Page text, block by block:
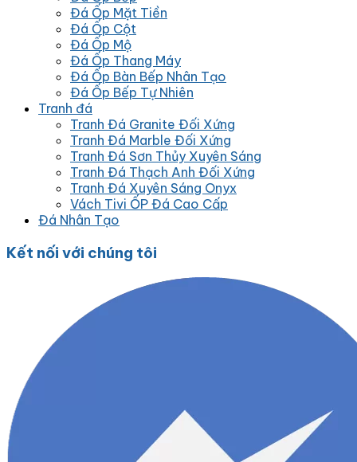
Đá Ốp Mặt Tiền
Đá Ốp Cột
Đá Ốp Mộ
Đá Ốp Thang Máy
Đá Ốp Bàn Bếp Nhân Tạo
Đá Ốp Bếp Tự Nhiên
Tranh đá
Tranh Đá Granite Đối Xứng
Tranh Đá Marble Đối Xứng
Tranh Đá Sơn Thủy Xuyên Sáng
Tranh Đá Thạch Anh Đối Xứng
Tranh Đá Xuyên Sáng Onyx
Vách Tivi ỐP Đá Cao Cấp
Đá Nhân Tạo
Kết nối với chúng tôi